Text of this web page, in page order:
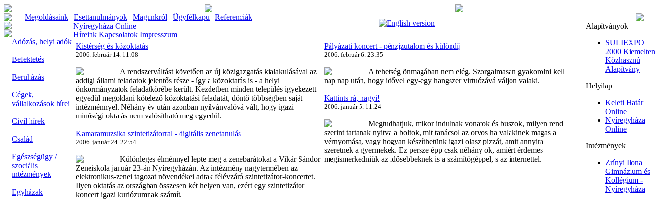
Megoldásaink | Esettanulmányok | Magunkról | Ügyfélkapu | Referenciák
Adózás, helyi adók
Befektetés
Beruházás
Cégek,
vállalkozások hírei
Civil hírek
Család
Egészségügy /
szociális
intézmények
Egyházak
Nyíregyháza Online
Híreink Kapcsolatok Impresszum
Kistérség és közoktatás
2006. február 14. 11:08
A rendszerváltást követően az új közigazgatás kialakulásával az
addigi állami feladatok jelentős része - így a közoktatás is - a helyi
önkormányzatok feladatkörébe került. Kezdetben minden település igyekezett
egyedül megoldani kötelező közoktatási feladatát, döntő többségben saját
intézménnyel. Néhány év után azonban nyilvánvalóvá vált, hogy igazi
minőségi oktatás nem valósítható meg egyedül.
Kamaramuzsika szintetizátorral - digitális zenetanulás
2006. január 24. 22:54
Különleges élménnyel lepte meg a zenebarátokat a Vikár Sándor
Zeneiskola január 23-án Nyíregyházán. Az intézmény nagytermében az
elektronikus-zenei tagozat növendékei adtak félévzáró szintetizátor-koncertet.
Ilyen oktatás az országban összesen két helyen van, ezért egy szintetizátor
koncert igazi kuriózumnak számít.
Pályázati koncert - pénzjzutalom és különdíj
2006. február 6. 23:35
A tehetség önmagában nem elég. Szorgalmasan gyakorolni kell
nap nap után, hogy idővel egy-egy hangszer virtuózává váljon valaki.
Kattints rá, nagyi!
2006. január 5. 11:24
Megtudhatjuk, mikor indulnak vonatok és buszok, milyen rend
szerint tartanak nyitva a boltok, mit tanácsol az orvos ha valakinek magas a
vérnyomása, vagy hogyan készíthetünk igazi olasz pizzát, amit annyira
szeretnek a gyermekek. Ez persze épp csak néhány ok, amiért érdemes
megismerkedniük az idősebbeknek is a számítógéppel, s az internettel.
Alapítványok
SULIEXPO
2000 Kiemelten
Közhasznú
Alapítvány
Helyilap
Keleti Határ
Online
Nyíregyháza
Online
Intézmények
Zrínyi Ilona
Gimnázium és
Kollégium -
Nyíregyháza